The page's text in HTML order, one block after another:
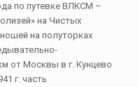
по путевке ВЛКСМ –
на Чистых
на полуторках
от Москвы в г. Кунцево
г. часть